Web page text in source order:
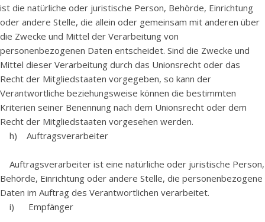
ist die natürliche oder juristische Person, Behörde, Einrichtung
oder andere Stelle, die allein oder gemeinsam mit anderen über
die Zwecke und Mittel der Verarbeitung von
personenbezogenen Daten entscheidet. Sind die Zwecke und
Mittel dieser Verarbeitung durch das Unionsrecht oder das
Recht der Mitgliedstaaten vorgegeben, so kann der
Verantwortliche beziehungsweise können die bestimmten
Kriterien seiner Benennung nach dem Unionsrecht oder dem
Recht der Mitgliedstaaten vorgesehen werden.
h) Auftragsverarbeiter
Auftragsverarbeiter ist eine natürliche oder juristische Person,
Behörde, Einrichtung oder andere Stelle, die personenbezogene
Daten im Auftrag des Verantwortlichen verarbeitet.
i) Empfänger